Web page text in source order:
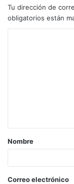
Tu dirección de
obligatorios están
a
r
Nombre
Correo electrónico